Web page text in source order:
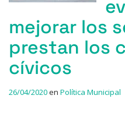
mejorar los
prestan los
cívicos
26/04/2020en Política Municipal